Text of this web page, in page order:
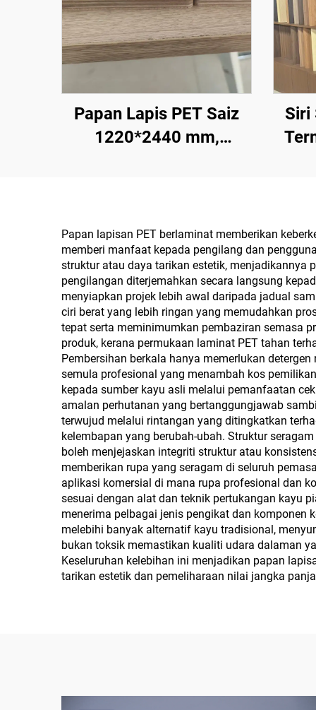
Papan Lapis PET Saiz
1220*2440 mm,
Permukaan Berkilau
Tinggi dan Matte untuk
Kabinet dan Dapur
Siri
Papan lapisan PET berlaminat memberikan
memberi manfaat kepada pengilang dan
struktur atau daya tarikan estetik, menjadikannya
pengilangan diterjemahkan secara langsung
menyiapkan projek lebih awal daripada jadual
ciri berat yang lebih ringan yang memudahkan
tepat serta meminimumkan pembaziran semasa
produk, kerana permukaan laminat PET tahan
Pembersihan berkala hanya memerlukan
semula profesional yang menambah kos
kepada sumber kayu asli melalui pemanfaatan
amalan perhutanan yang bertanggungjawab
terwujud melalui rintangan yang ditingkatkan
kelembapan yang berubah-ubah. Struktur
boleh menjejaskan integriti struktur atau
memberikan rupa yang seragam di seluruh
aplikasi komersial di mana rupa profesional dan
sesuai dengan alat dan teknik pertukangan kayu
menerima pelbagai jenis pengikat dan komponen
melebihi banyak alternatif kayu tradisional,
bukan toksik memastikan kualiti udara dalaman
Keseluruhan kelebihan ini menjadikan papan
tarikan estetik dan pemeliharaan nilai jangka